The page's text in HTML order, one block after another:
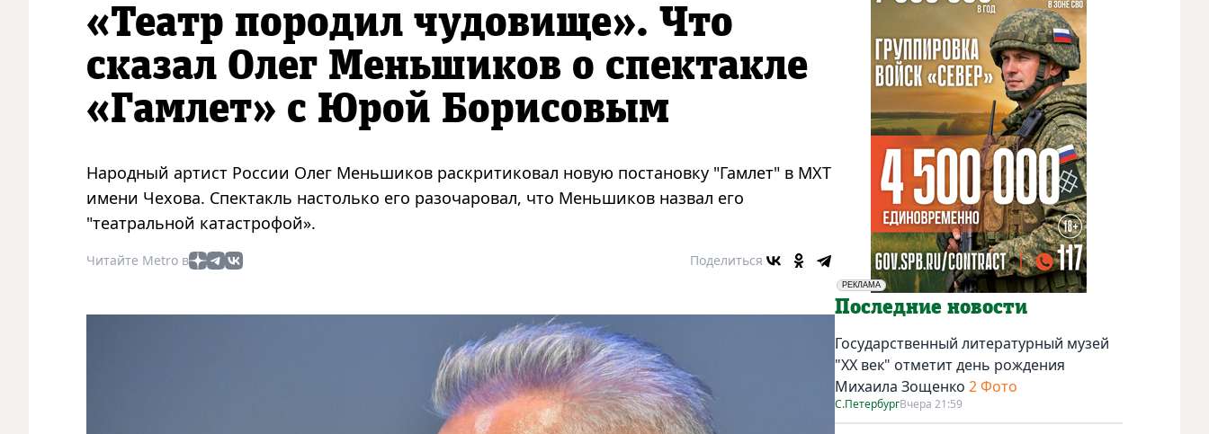
«Театр породил чудовище». Что
сказал Олег Меньшиков о спектакле
«Гамлет» с Юрой Борисовым
Народный артист России Олег Меньшиков раскритиковал новую постановку "Гамлет" в МХТ
имени Чехова. Спектакль настолько его разочаровал, что Меньшиков назвал его
"театральной катастрофой».
Читайте Metro в Поделиться
РЕКЛАМА
Социальная реклама
Последние новости
Государственный литературный музей
"ХХ век" отметит день рождения
Михаила Зощенко 2 Фото
С.ПетербургВчера 21:59